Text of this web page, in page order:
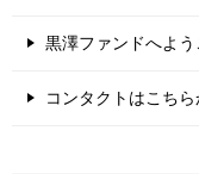
黒澤ファンドへよう
コンタクトはこちら